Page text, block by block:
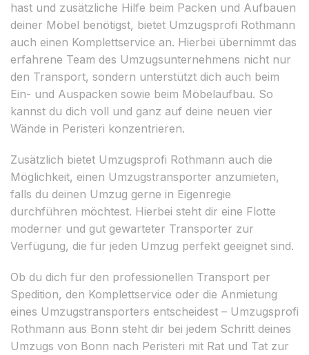
hast und zusätzliche Hilfe beim Packen und Aufbauen
deiner Möbel benötigst, bietet Umzugsprofi Rothmann
auch einen Komplettservice an. Hierbei übernimmt das
erfahrene Team des Umzugsunternehmens nicht nur
den Transport, sondern unterstützt dich auch beim
Ein- und Auspacken sowie beim Möbelaufbau. So
kannst du dich voll und ganz auf deine neuen vier
Wände in Peristeri konzentrieren.
Zusätzlich bietet Umzugsprofi Rothmann auch die
Möglichkeit, einen Umzugstransporter anzumieten,
falls du deinen Umzug gerne in Eigenregie
durchführen möchtest. Hierbei steht dir eine Flotte
moderner und gut gewarteter Transporter zur
Verfügung, die für jeden Umzug perfekt geeignet sind.
Ob du dich für den professionellen Transport per
Spedition, den Komplettservice oder die Anmietung
eines Umzugstransporters entscheidest – Umzugsprofi
Rothmann aus Bonn steht dir bei jedem Schritt deines
Umzugs von Bonn nach Peristeri mit Rat und Tat zur